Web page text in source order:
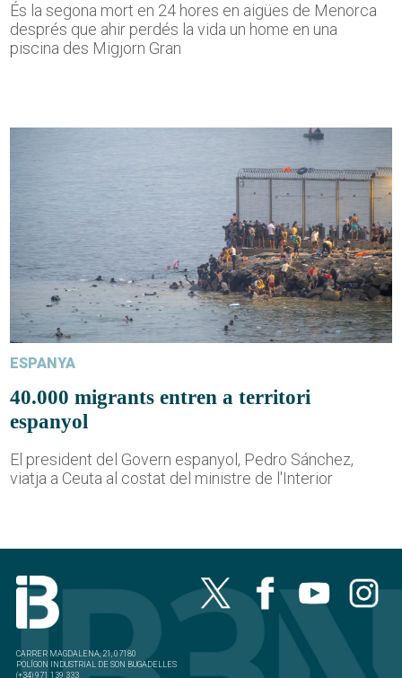
És la segona mort en 24 hores en aigües de Menorca
després que ahir perdés la vida un home en una
piscina des Migjorn Gran
ESPANYA
40.000 migrants entren a territori
espanyol
El president del Govern espanyol, Pedro Sánchez,
viatja a Ceuta al costat del ministre de l'Interior
CARRER MAGDALENA, 21, 07180
POLÍGON INDUSTRIAL DE SON BUGADELLES
(+34) 971 139 333